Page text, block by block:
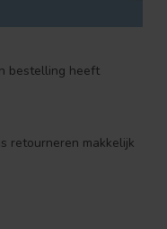
bestelling heeft
retourneren makkelijk